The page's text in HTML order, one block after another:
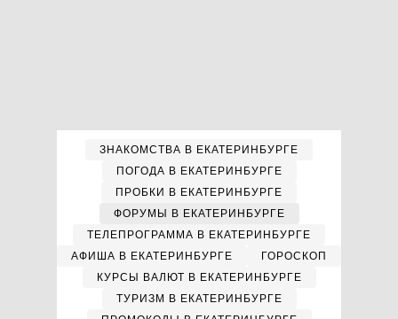
ЗНАКОМСТВА В ЕКАТЕРИНБУРГЕ
ПОГОДА В ЕКАТЕРИНБУРГЕ
ПРОБКИ В ЕКАТЕРИНБУРГЕ
ФОРУМЫ В ЕКАТЕРИНБУРГЕ
ТЕЛЕПРОГРАММА В ЕКАТЕРИНБУРГЕ
АФИША В ЕКАТЕРИНБУРГЕ
ГОРОСКОП
КУРСЫ ВАЛЮТ В ЕКАТЕРИНБУРГЕ
ТУРИЗМ В ЕКАТЕРИНБУРГЕ